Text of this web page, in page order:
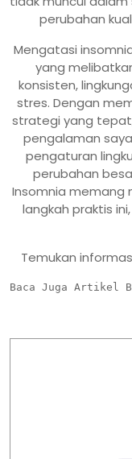
perubahan
Mengatasi
yang
konsisten,
stres. Dengan
strategi yang
pengalaman
pengaturan
perubahan
Insomnia memang
langkah praktis
Temukan
Baca Juga Artikel